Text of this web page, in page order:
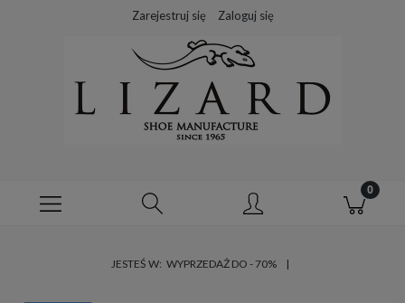
Zarejestruj się Zaloguj się
JESTEŚ W: WYPRZEDAŻ DO - 70%